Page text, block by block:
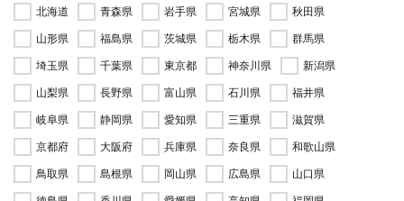
北海道 青森県 岩手県 宮城県
秋田県
山形県
福島県 茨城県 栃木県
群馬県
埼玉県
千葉県 東京都 神奈川県
新潟県
山梨県
長野県 富山県 石川県
福井県
岐阜県
静岡県 愛知県 三重県
滋賀県
京都府
大阪府 兵庫県 奈良県
和歌山県
鳥取県
島根県 岡山県 広島県
山口県